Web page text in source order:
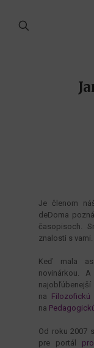
Je členom
deDoma
časopisoch.
znalosti s vami.
Keď mala
novinárkou.
na Filozofickú
na
Od roku 2007
pre portál